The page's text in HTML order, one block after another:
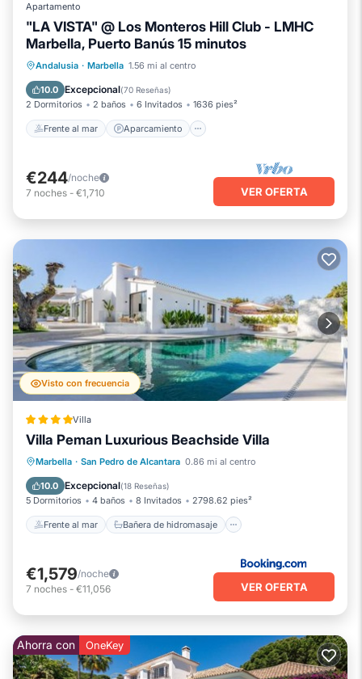
Apartamento
"LA VISTA" @ Los Monteros Hill Club - LMHC
Marbella, Puerto Banús 15 minutos
Andalusia · Marbella 1.56 mi al centro
10.0 Excepcional(70 Reseñas)
2 Dormitorios 2 baños 6 Invitados 1636 pies²
Frente al mar Aparcamiento
Frente al mar Aparcamiento
Spa
€244/noche
7 noches - €1,710 VER OFERTA
Visto con frecuencia
Villa
Villa Peman Luxurious Beachside Villa
Marbella · San Pedro de Alcantara 0.86 mi al centro
10.0 Excepcional(18 Reseñas)
5 Dormitorios 4 baños 8 Invitados 2798.62 pies²
Frente al mar Bañera de hidromasaje
Frente al mar
Bañera de hidromasaje
Desayuno
Aparcamiento
€1,579/noche
7 noches - €11,056 VER OFERTA
Ahorra con OneKey